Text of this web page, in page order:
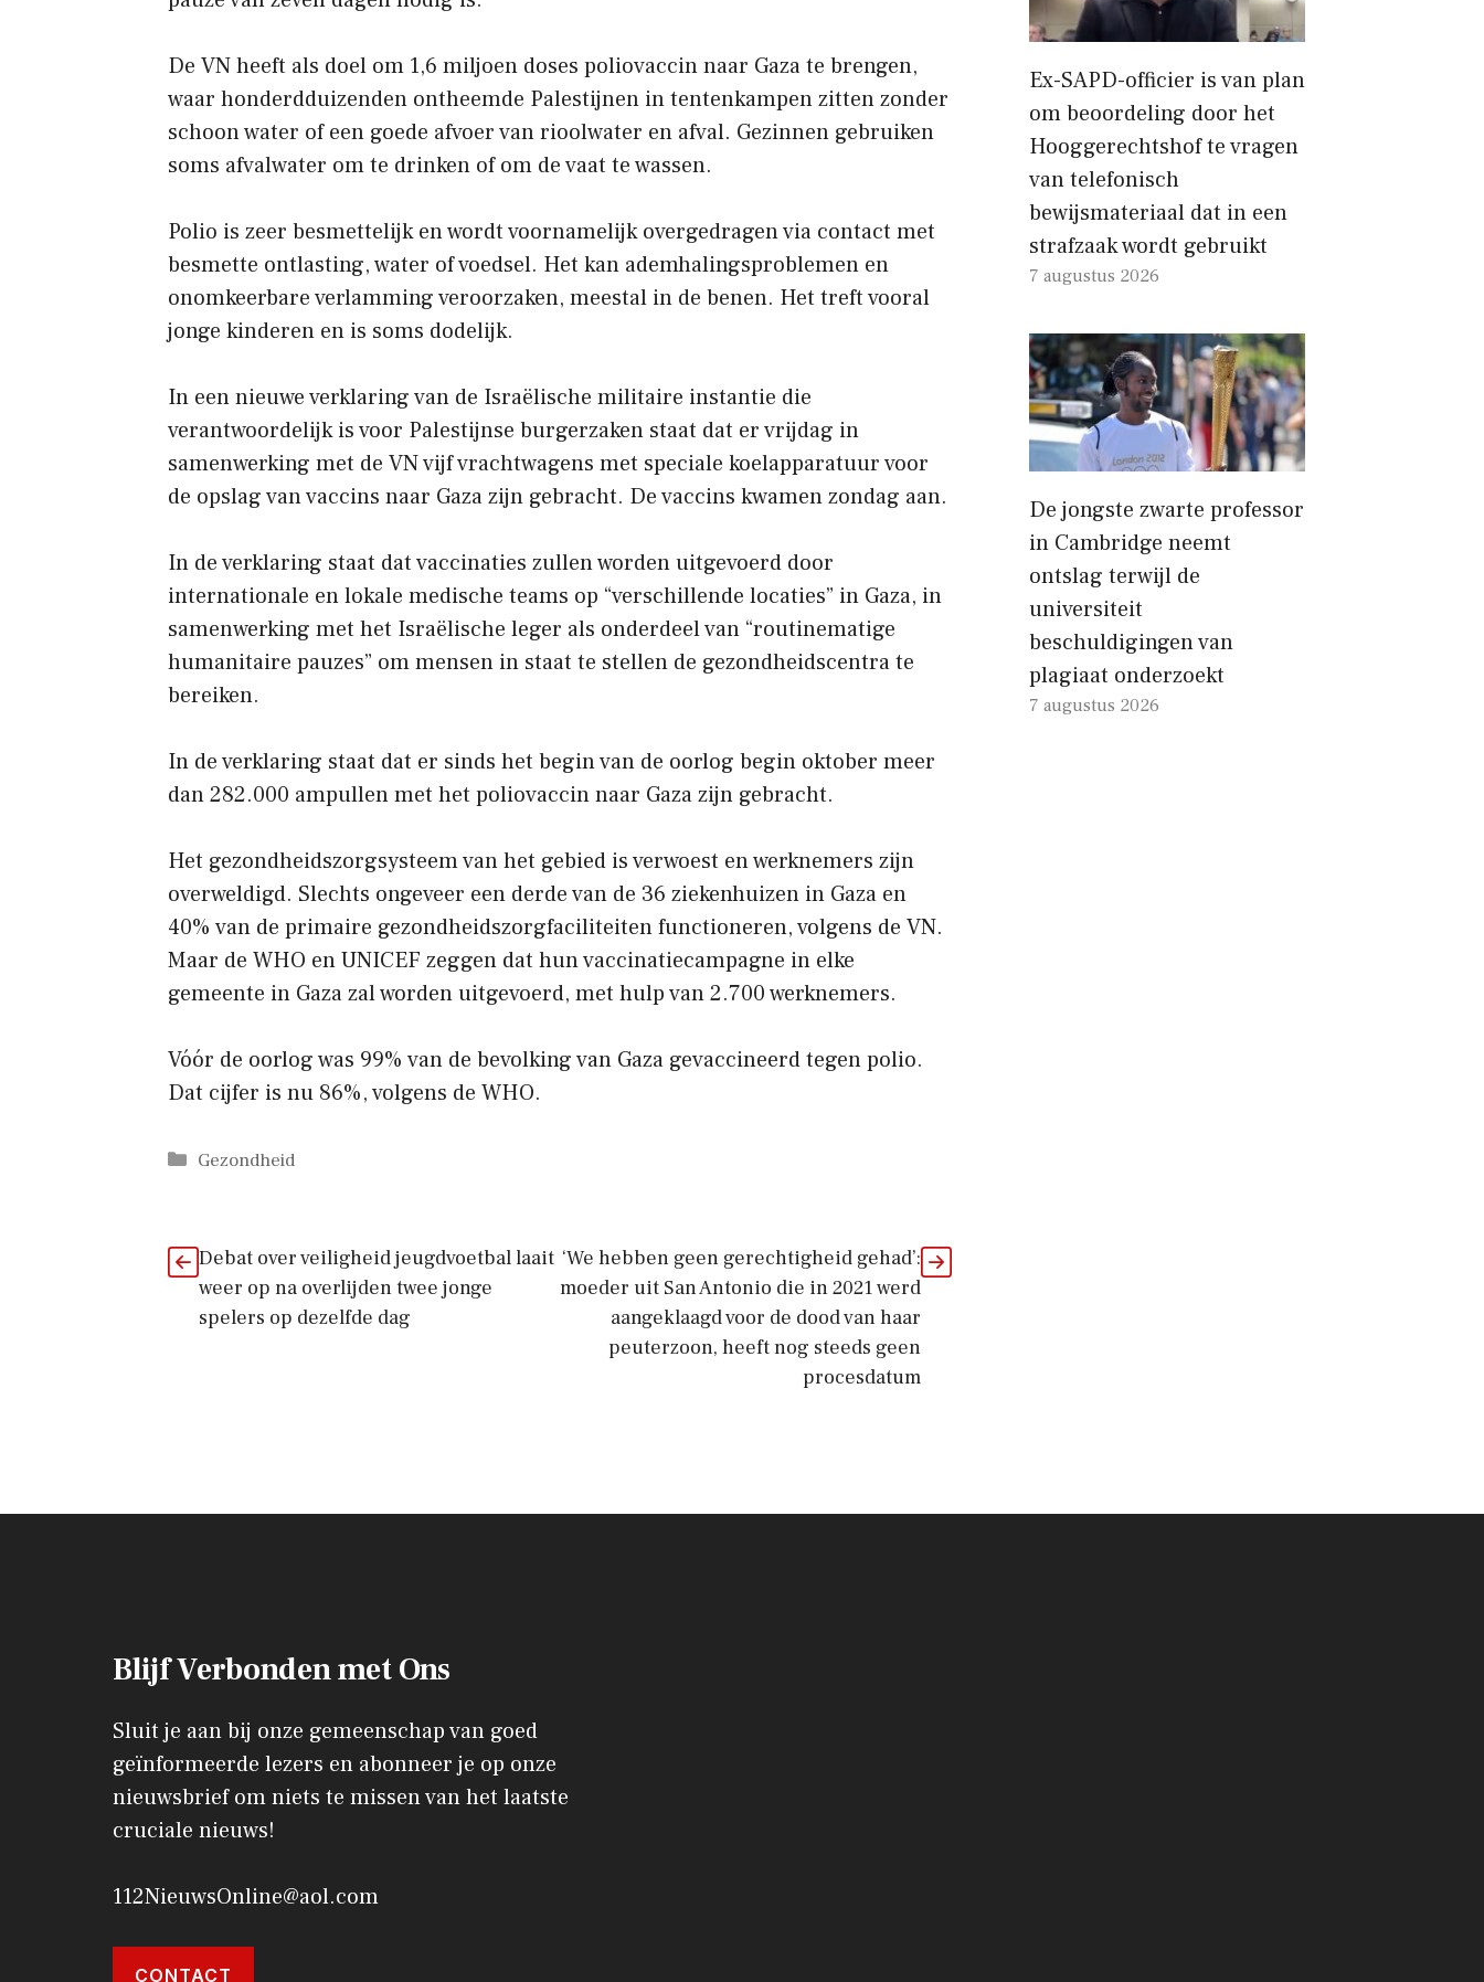
De VN heeft als doel om 1,6 miljoen doses poliovaccin naar Gaza te brengen,
waar honderdduizenden ontheemde Palestijnen in tentenkampen zitten zonder
schoon water of een goede afvoer van rioolwater en afval. Gezinnen gebruiken
soms afvalwater om te drinken of om de vaat te wassen.
Polio is zeer besmettelijk en wordt voornamelijk overgedragen via contact met
besmette ontlasting, water of voedsel. Het kan ademhalingsproblemen en
onomkeerbare verlamming veroorzaken, meestal in de benen. Het treft vooral
jonge kinderen en is soms dodelijk.
In een nieuwe verklaring van de Israëlische militaire instantie die
verantwoordelijk is voor Palestijnse burgerzaken staat dat er vrijdag in
samenwerking met de VN vijf vrachtwagens met speciale koelapparatuur voor
de opslag van vaccins naar Gaza zijn gebracht. De vaccins kwamen zondag aan.
In de verklaring staat dat vaccinaties zullen worden uitgevoerd door
internationale en lokale medische teams op “verschillende locaties” in Gaza, in
samenwerking met het Israëlische leger als onderdeel van “routinematige
humanitaire pauzes” om mensen in staat te stellen de gezondheidscentra te
bereiken.
In de verklaring staat dat er sinds het begin van de oorlog begin oktober meer
dan 282.000 ampullen met het poliovaccin naar Gaza zijn gebracht.
Het gezondheidszorgsysteem van het gebied is verwoest en werknemers zijn
overweldigd. Slechts ongeveer een derde van de 36 ziekenhuizen in Gaza en
40% van de primaire gezondheidszorgfaciliteiten functioneren, volgens de VN.
Maar de WHO en UNICEF zeggen dat hun vaccinatiecampagne in elke
gemeente in Gaza zal worden uitgevoerd, met hulp van 2.700 werknemers.
Vóór de oorlog was 99% van de bevolking van Gaza gevaccineerd tegen polio.
Dat cijfer is nu 86%, volgens de WHO.
Categorieën
Gezondheid
Debat over veiligheid jeugdvoetbal laait
weer op na overlijden twee jonge
spelers op dezelfde dag
‘We hebben geen gerechtigheid gehad’:
moeder uit San Antonio die in 2021 werd
aangeklaagd voor de dood van haar
peuterzoon, heeft nog steeds geen
procesdatum
Ex-SAPD-officier is van plan
om beoordeling door het
Hooggerechtshof te vragen
van telefonisch
bewijsmateriaal dat in een
strafzaak wordt gebruikt
7 augustus 2026
De jongste zwarte professor
in Cambridge neemt
ontslag terwijl de
universiteit
beschuldigingen van
plagiaat onderzoekt
7 augustus 2026
Blijf Verbonden met Ons
Sluit je aan bij onze gemeenschap van goed
geïnformeerde lezers en abonneer je op onze
nieuwsbrief om niets te missen van het laatste
cruciale nieuws!
112NieuwsOnline@aol.com
CONTACT